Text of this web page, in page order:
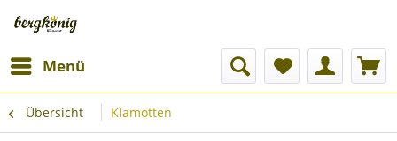
Menü
Übersicht Klamotten